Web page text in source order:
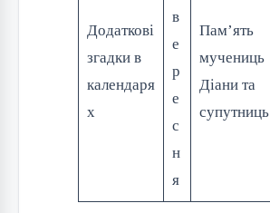
Додаткові
згадки в
календаря
х
в
е
р
е
с
н
я
Пам’ять
мучениць
Діани та
супутниць